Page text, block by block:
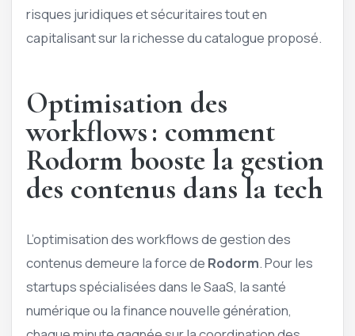
risques juridiques et sécuritaires tout en
capitalisant sur la richesse du catalogue proposé.
Optimisation des
workflows : comment
Rodorm booste la gestion
des contenus dans la tech
L’optimisation des workflows de gestion des
contenus demeure la force de Rodorm. Pour les
startups spécialisées dans le SaaS, la santé
numérique ou la finance nouvelle génération,